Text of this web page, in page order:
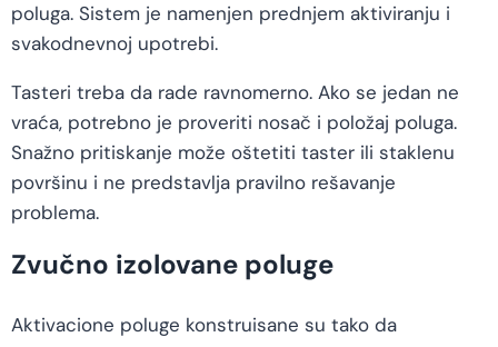
poluga. Sistem je namenjen prednjem aktiviranju i
svakodnevnoj upotrebi.
Tasteri treba da rade ravnomerno. Ako se jedan ne
vraća, potrebno je proveriti nosač i položaj poluga.
Snažno pritiskanje može oštetiti taster ili staklenu
površinu i ne predstavlja pravilno rešavanje
problema.
Zvučno izolovane poluge
Aktivacione poluge konstruisane su tako da